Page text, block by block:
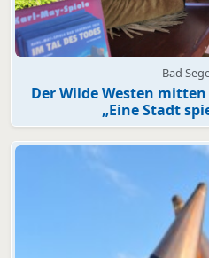
Bad
Der Wilde Westen
„Eine Stadt